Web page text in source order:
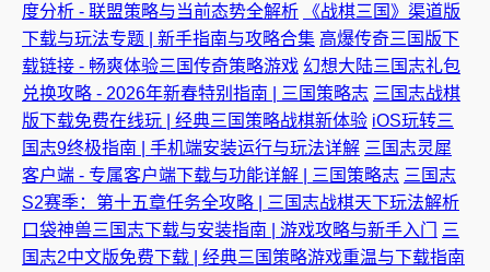
度分析 - 联盟策略与当前态势全解析
《战棋三国》渠道版
下载与玩法专题 | 新手指南与攻略合集 高爆传奇三国版下
载链接 - 畅爽体验三国传奇策略游戏 幻想大陆三国志礼包
兑换攻略 - 2026年新春特别指南 | 三国策略志 三国志战棋
版下载免费在线玩 | 经典三国策略战棋新体验 iOS玩转三
国志9终极指南 | 手机端安装运行与玩法详解 三国志灵犀
客户端 - 专属客户端下载与功能详解 | 三国策略志 三国志
S2赛季：第十五章任务全攻略 | 三国志战棋天下玩法解析
口袋神兽三国志下载与安装指南 | 游戏攻略与新手入门
三
国志2中文版免费下载 | 经典三国策略游戏重温与下载指南